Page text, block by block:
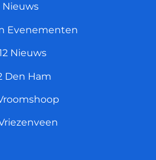
Nieuws
Evenementen
Nieuws
Den Ham
Vriezenveen